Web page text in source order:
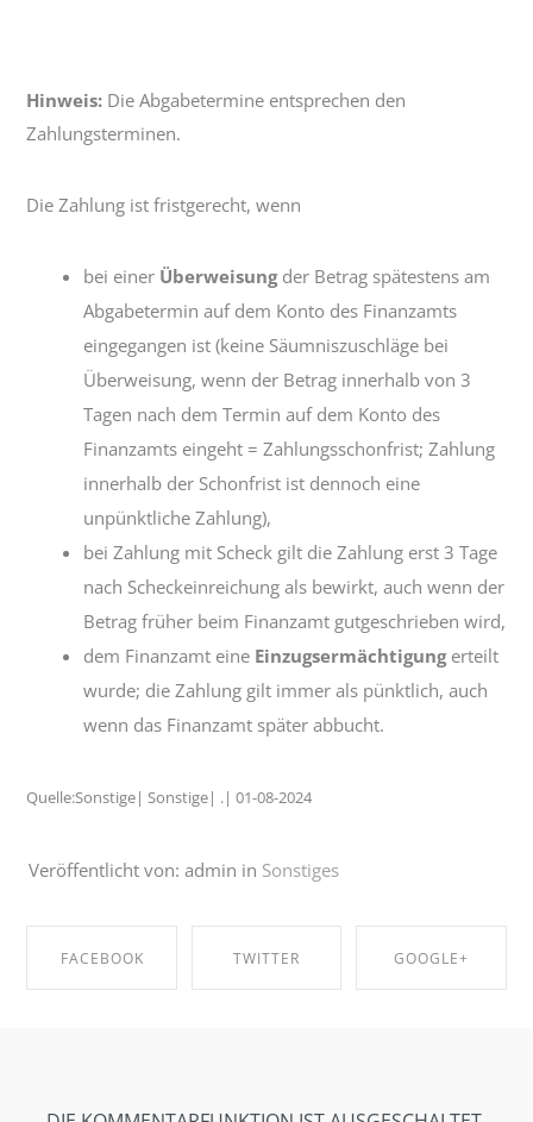
Hinweis: Die Abgabetermine entsprechen den
Zahlungsterminen.
Die Zahlung ist fristgerecht, wenn
bei einer Überweisungder Betrag spätestens am
Abgabetermin auf dem Konto des Finanzamts
eingegangen ist (keine Säumniszuschläge bei
Überweisung, wenn der Betrag innerhalb von 3
Tagen nach dem Termin auf dem Konto des
Finanzamts eingeht = Zahlungsschonfrist; Zahlung
innerhalb der Schonfrist ist dennoch eine
unpünktliche Zahlung),
bei Zahlung mit Scheck gilt die Zahlung erst 3 Tage
nach Scheckeinreichung als bewirkt, auch wenn der
Betrag früher beim Finanzamt gutgeschrieben wird,
dem Finanzamt eine Einzugsermächtigungerteilt
wurde; die Zahlung gilt immer als pünktlich, auch
wenn das Finanzamt später abbucht.
Quelle:Sonstige| Sonstige| .| 01-08-2024
Veröffentlicht von: admin in Sonstiges
FACEBOOK TWITTER GOOGLE+